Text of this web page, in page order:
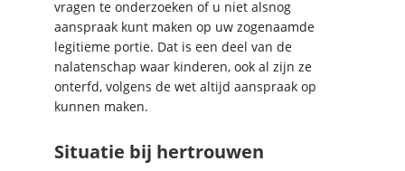
vragen te onderzoeken of u niet alsnog
aanspraak kunt maken op uw zogenaamde
legitieme portie. Dat is een deel van de
nalatenschap waar kinderen, ook al zijn ze
onterfd, volgens de wet altijd aanspraak op
kunnen maken.
Situatie bij hertrouwen